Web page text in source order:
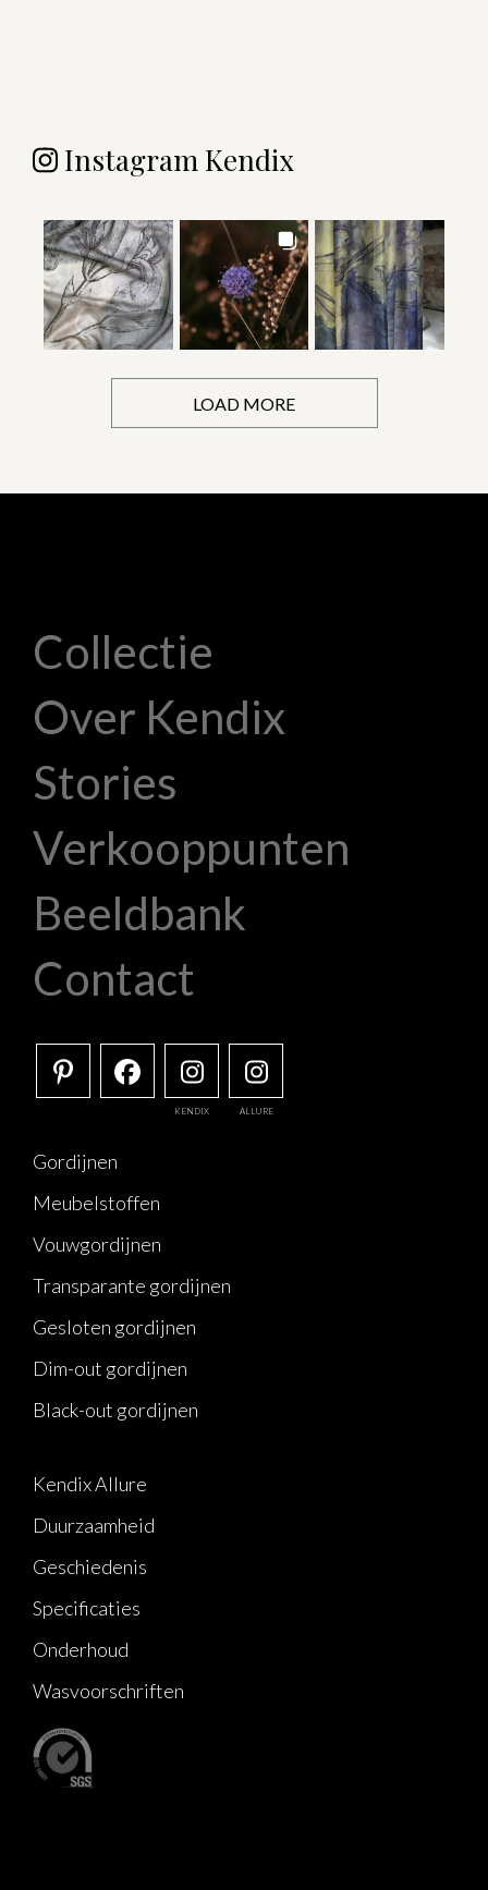
Instagram Kendix
LOAD MORE
Collectie
Over Kendix
Stories
Verkooppunten
Beeldbank
Contact
KENDIX ALLURE
Gordijnen
Meubelstoffen
Vouwgordijnen
Transparante gordijnen
Gesloten gordijnen
Dim-out gordijnen
Black-out gordijnen
Kendix Allure
Duurzaamheid
Geschiedenis
Specificaties
Onderhoud
Wasvoorschriften